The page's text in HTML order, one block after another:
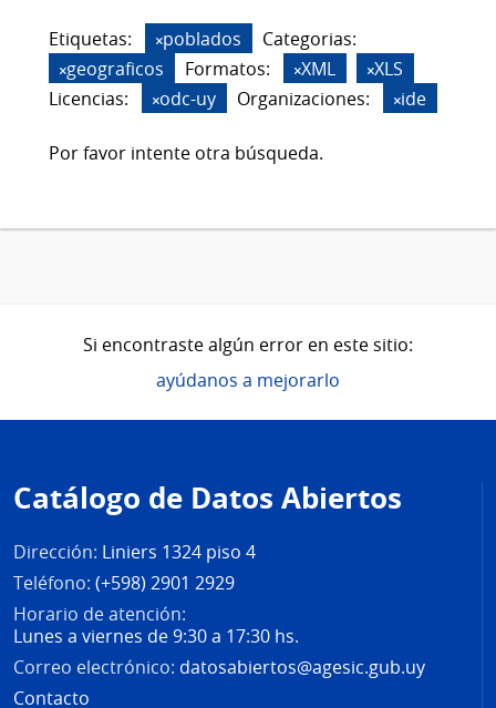
Etiquetas: poblados
Categorias:
geograficos
Formatos: XML
XLS
Licencias:
odc-uy Organizaciones: ide
Por favor intente otra búsqueda.
Si encontraste algún error en este sitio:
ayúdanos a mejorarlo
de
página
Catálogo de Datos Abiertos
Dirección: Liniers 1324 piso 4
Teléfono: (+598) 2901 2929
Horario de atención:
Lunes a viernes de 9:30 a 17:30 hs.
Correo electrónico: datosabiertos@agesic.gub.uy
Contacto